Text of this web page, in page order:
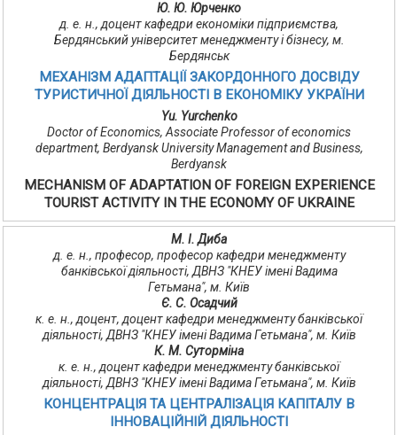
Ю. Ю. Юрченко
д. е. н., доцент кафедри економіки підприємства,
Бердянський університет менеджменту і бізнесу, м.
Бердянськ
МЕХАНІЗМ АДАПТАЦІЇ ЗАКОРДОННОГО ДОСВІДУ
ТУРИСТИЧНОЇ ДІЯЛЬНОСТІ В ЕКОНОМІКУ УКРАЇНИ
Yu. Yurchenko
Doctor of Economics, Associate Professor of economics
department, Berdyansk University Management and Business,
Berdyansk
MECHANISM OF ADAPTATION OF FOREIGN EXPERIENCE
TOURIST ACTIVITY IN THE ECONOMY OF UKRAINE
М. І. Диба
д. е. н., професор, професор кафедри менеджменту
банківської діяльності, ДВНЗ "КНЕУ імені Вадима
Гетьмана", м. Київ
Є. С. Осадчий
к. е. н., доцент, доцент кафедри менеджменту банківської
діяльності, ДВНЗ "КНЕУ імені Вадима Гетьмана", м. Київ
К. М. Суторміна
к. е. н., доцент кафедри менеджменту банківської
діяльності, ДВНЗ "КНЕУ імені Вадима Гетьмана", м. Київ
КОНЦЕНТРАЦІЯ ТА ЦЕНТРАЛІЗАЦІЯ КАПІТАЛУ В
ІННОВАЦІЙНІЙ ДІЯЛЬНОСТІ